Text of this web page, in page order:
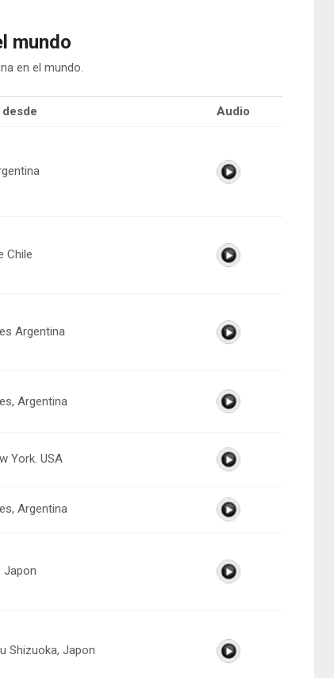
mundo
en el mundo.
Audio
Chile
Argentina
Argentina
York. USA
Argentina
Japon
Shizuoka, Japon